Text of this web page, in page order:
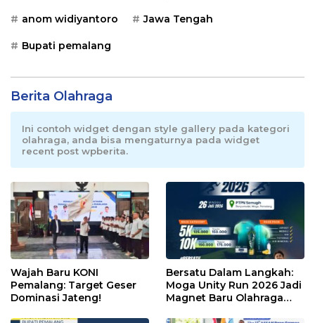
anom widiyantoro Jawa Tengah
Bupati pemalang
Berita Olahraga
Ini contoh widget dengan style gallery pada kategori
olahraga, anda bisa mengaturnya pada widget
recent post wpberita.
Wajah Baru KONI
Pemalang: Target Geser
Dominasi Jateng!
Bersatu Dalam Langkah:
Moga Unity Run 2026 Jadi
Magnet Baru Olahraga